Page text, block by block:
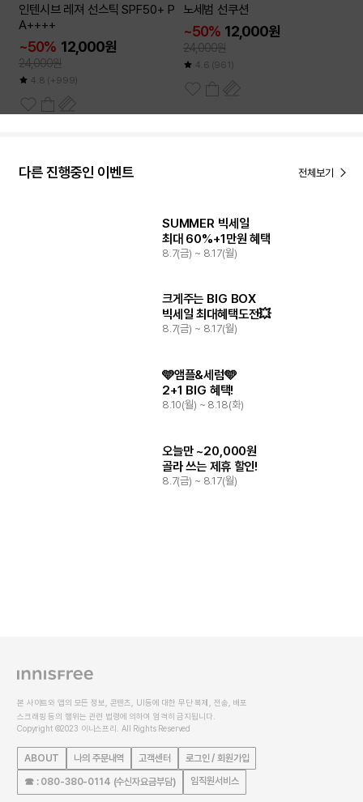
~50 %
인텐시브 레져 선스틱 SPF50+ P
A++++
~50% 12,000원
24,000원
4.8 (+999)
노세범 선쿠션
~50% 12,000원
24,000원
4.6 (961)
다른 진행중인 이벤트 전체보기
8.7(금) ~ 8.17(월)
SUMMER 빅세일
최대 60%+1만원 혜택
8.7(금) ~ 8.17(월)
크게주는 BIG BOX
빅세일 최대혜택도전💥
8.10(월) ~ 8.18(화)
🩵앰플&세럼🩵
2+1 BIG 혜택!
8.7(금) ~ 8.17(월)
오늘만 ~20,000원
골라 쓰는 제휴 할인!
본 사이트와 앱의 모든 정보, 콘텐츠, UI등에 대한 무단 복제, 전송, 배포
스크래핑 등의 행위는 관련 법령에 의하여 엄격히 금지됩니다.
Copyright ©2023 이니스프리. All Rights Reserved
ABOUT 나의 주문내역 고객센터 로그인 / 회원가입
☎ : 080-380-0114 (수신자요금부담) 임직원서비스